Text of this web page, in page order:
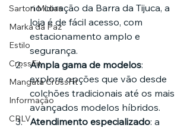
Sartori Mídias
Marka da Paz
Estilo
CrossFit
Mangata CrossFit
Informação
CRLV
no coração da Barra da Tijuca, a
loja é de fácil acesso, com
estacionamento amplo e
segurança.
Ampla gama de modelos:
explore opções que vão desde
colchões tradicionais até os mais
avançados modelos híbridos.
Atendimento especializado: a